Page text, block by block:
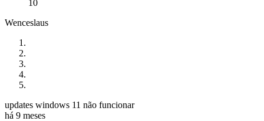
10
Wenceslaus
updates windows 11 não funcionar
há 9 meses